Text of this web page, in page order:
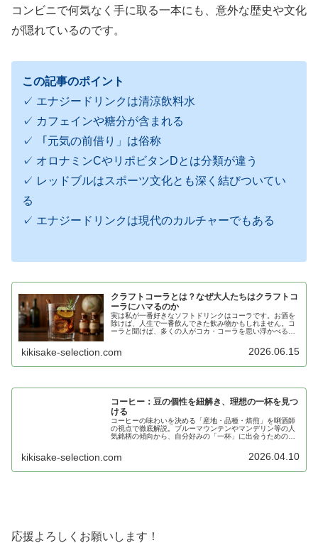
コンビニで何気なく手に取る一本にも、意外な歴史や文化
が隠れているのです。
この記事のポイント
✓ エナジードリンクは清涼飲料水
✓ カフェインや糖分が含まれる
✓ 「元気の前借り」は俗称
✓ オロナミンCやリポビタンDとは分類が違う
✓ レッドブルはスポーツ文化とも深く結びついてい
る
✓ エナジードリンクは現代のカルチャーでもある
クラフトコーラとは？なぜ大人たちはクラフトコ
ーラにハマるのか
実は私が一番好きなソフトドリンクはコーラです。お酒を
除けば、人生で一番飲んできた飲み物かもしれません。コ
ーラと聞けば、多くの人がコカ・コーラを思い浮かべるで
kikisake-selection.com 2026.06.15
コーヒー：豆の個性を紐解き、理想の一杯を見つ
ける
コーヒーの味わいを決める「産地・品種・焙煎」を唎酒師
の視点で徹底解説。ブルーマウンテンやマンデリン等の人
気銘柄の傾向から、自分好みの「一杯」に出会うための焙
kikisake-selection.com 2026.04.10
応援よろしくお願いします！